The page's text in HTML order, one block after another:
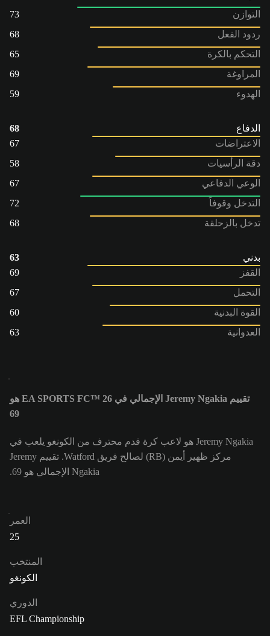
التوازن
73
ردود الفعل
68
التحكم بالكرة
65
المراوغة
69
الهدوء
59
الدفاع
68
الاعتراضات
67
دقة الرأسيات
58
الوعي الدفاعي
67
التدخل وقوفاً
72
تدخل بالزحلقة
68
بدني
63
القفز
69
التحمل
67
القوة البدنية
60
العدوانية
63
تقييم Jeremy Ngakia الإجمالي في EA SPORTS FC™ 26 هو
69
Jeremy Ngakia هو لاعب كرة قدم محترف من الكونغو يلعب في
مركز ظهير أيمن (RB) لصالح فريق Watford. تقييم Jeremy
Ngakia الإجمالي هو 69.
العمر
25
المنتخب
الكونغو
الدوري
EFL Championship